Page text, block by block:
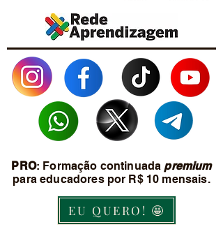
PRO: Formação continuada premium
para educadores por R$ 10 mensais.
EU QUERO! 🤩